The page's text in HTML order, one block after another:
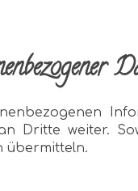
Dritte weiter.
übermitteln.